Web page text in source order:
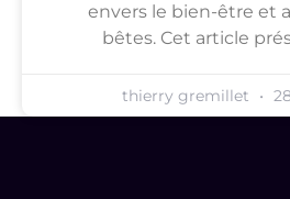
envers le bien-être et
bêtes. Cet article
thierry gremillet